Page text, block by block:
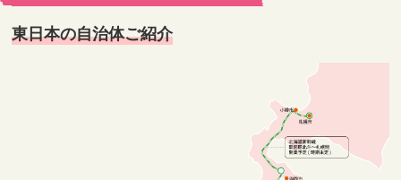
東日本の自治体ご紹介